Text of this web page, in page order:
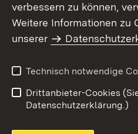
Themenübersicht
verbessern zu können,
Weitere Informationen zu
unserer
Technisch notwendige
Drittanbieter-Cookies
Datenschutzerklärung.)